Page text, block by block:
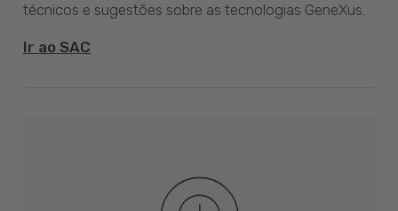
técnicos e sugestões sobre as tecnologias GeneXus.
Ir ao SAC